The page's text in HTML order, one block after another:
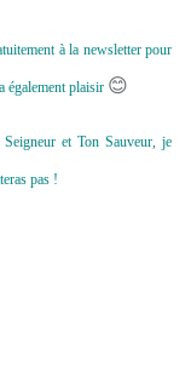
à la newsletter pour
également plaisir 😊
et Ton Sauveur, je
pas !